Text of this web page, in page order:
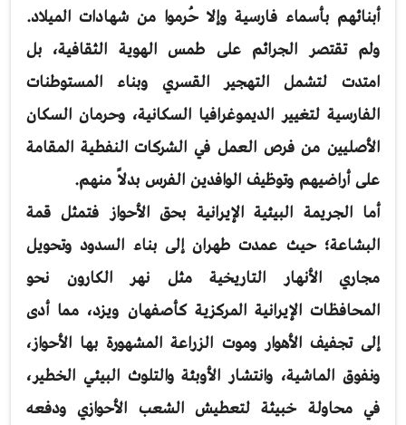
أبنائهم بأسماء فارسية وإلا حُرموا من شهادات الميلاد.
ولم تقتصر الجرائم على طمس الهوية الثقافية، بل
امتدت لتشمل التهجير القسري وبناء المستوطنات
الفارسية لتغيير الديموغرافيا السكانية، وحرمان السكان
الأصليين من فرص العمل في الشركات النفطية المقامة
على أراضيهم وتوظيف الوافدين الفرس بدلاً منهم.
أما الجريمة البيئية الإيرانية بحق الأحواز فتمثل قمة
البشاعة؛ حيث عمدت طهران إلى بناء السدود وتحويل
مجاري الأنهار التاريخية مثل نهر الكارون نحو
المحافظات الإيرانية المركزية كأصفهان ويزد، مما أدى
إلى تجفيف الأهوار وموت الزراعة المشهورة بها الأحواز،
ونفوق الماشية، وانتشار الأوبئة والتلوث البيئي الخطير،
في محاولة خبيثة لتعطيش الشعب الأحوازي ودفعه